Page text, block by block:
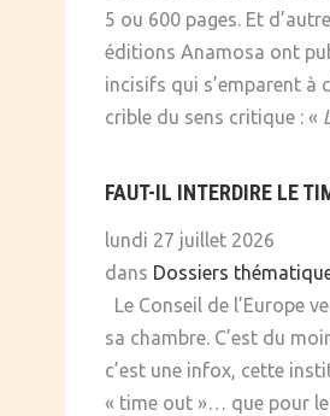
5 ou 600 pages. Et
éditions Anamosa ont
incisifs qui s’emparent à
crible du sens critique : «
FAUT-IL INTERDIRE LE
lundi 27 juillet 2026
dans Dossiers
Le Conseil de l’Europe
sa chambre. C’est du
c’est une infox, cette
« time out »… que pour le